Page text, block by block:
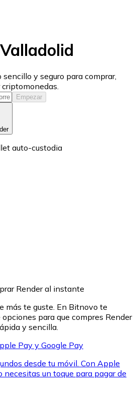
y seguro para comprar,
Empezar
auto-custodia
Render al instante
más te guste. En Bitnovo te
para que compres Render
y sencilla.
Pay y Google Pay
desde tu móvil. Con Apple
necesitas un toque para pagar de